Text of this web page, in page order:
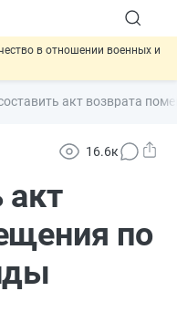
в отношении военных и
игроков в видеоиграх
в силу сегодня
акт возврата
16.6к
акт
по